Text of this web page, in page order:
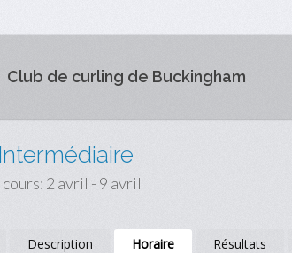
Club de curling de Buckingham
cours: 2 avril - 9 avril
Description Horaire Résultats